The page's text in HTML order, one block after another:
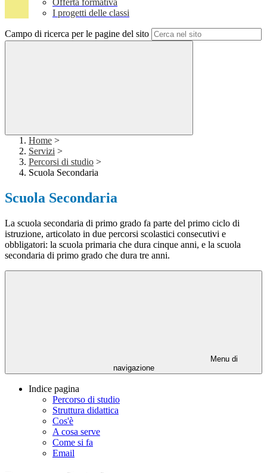
Offerta formativa
I progetti delle classi
Campo di ricerca per le pagine del sito
Home >
Servizi >
Percorsi di studio >
Scuola Secondaria
Scuola Secondaria
La scuola secondaria di primo grado fa parte del primo ciclo di
istruzione, articolato in due percorsi scolastici consecutivi e
obbligatori: la scuola primaria che dura cinque anni, e la scuola
secondaria di primo grado che dura tre anni.
Menu di
navigazione
Indice pagina
Percorso di studio
Struttura didattica
Cos'è
A cosa serve
Come si fa
Email